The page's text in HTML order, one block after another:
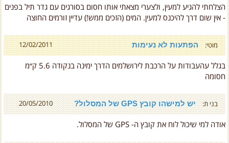
הצלחתי להגיע למעין, ולצערי מצאתי אותו חסום בסורגים עם גדר תיל בפנים
- אין שום דרך להיכנס למעין. המים (הזכים ממש!) עדיין זורמים החוצה
12/02/2011 מוטי: הפתעות לא נעימות
בגלל עהעבודות על הרכבת לירושלמים הדרך ימינה בנקודה 5.6 ק״מ
חסומה
20/05/2010 בני ת: יש למישהו קובץ GPS של המסלול?
אודה למי שיכול לוח את קובץ ה- GPS של המסלול.